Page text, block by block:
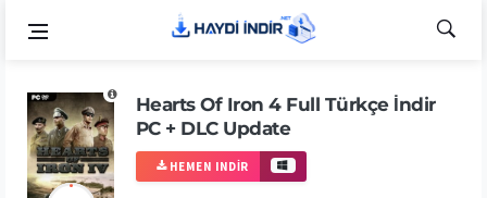
Hearts Of Iron 4 Full Türkçe İndir
PC + DLC Update
HEMEN INDIR